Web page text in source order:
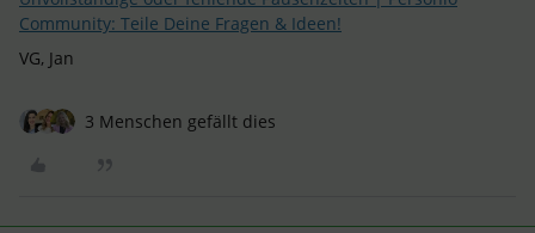
Community: Teile Deine Fragen & Ideen!
VG, Jan
3 Menschen gefällt dies